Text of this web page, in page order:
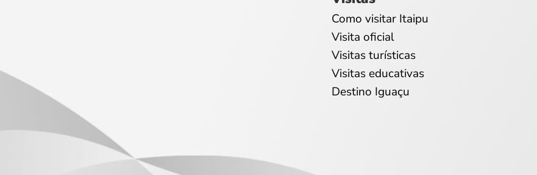
Como visitar Itaipu
Visita oficial
Visitas turísticas
Visitas educativas
Destino Iguaçu